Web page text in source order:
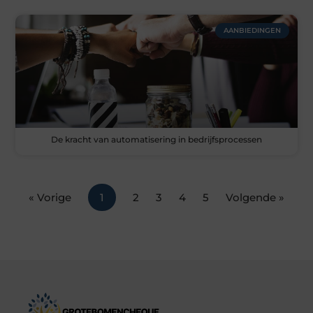
AANBIEDINGEN
De kracht van automatisering in bedrijfsprocessen
« Vorige 1 2 3 4 5 Volgende »